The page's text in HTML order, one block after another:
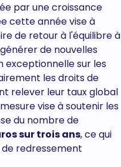
par une croissance
cette année vise à
de retour à l'équilibre à
de nouvelles
exceptionnelle sur les
les droits de
relever leur taux global
vise à soutenir les
du nombre de
sur trois ans, ce qui
redressement